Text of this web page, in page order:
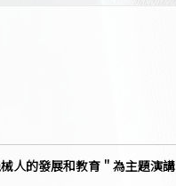
人的發展和教育＂為主題演講